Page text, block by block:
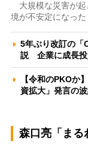
大規模な災害が起
境が不安定になっ
5年ぶり改訂の「
説 企業に成長
【令和のPKOか
資拡大」発言の
森口亮「まる